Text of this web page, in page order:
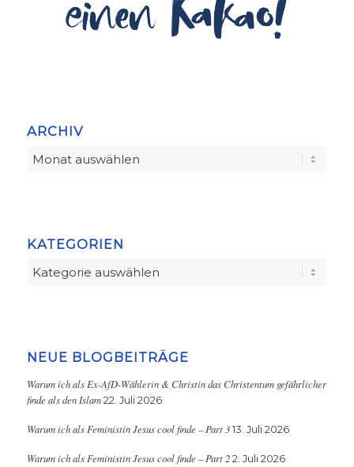
ARCHIV
KATEGORIEN
Kategorien
NEUE BLOGBEITRÄGE
Warum ich als Ex-AfD-Wählerin & Christin das Christentum gefährlicher
finde als den Islam 22. Juli 2026
Warum ich als Feministin Jesus cool finde – Part 3 13. Juli 2026
Warum ich als Feministin Jesus cool finde – Part 2 2. Juli 2026